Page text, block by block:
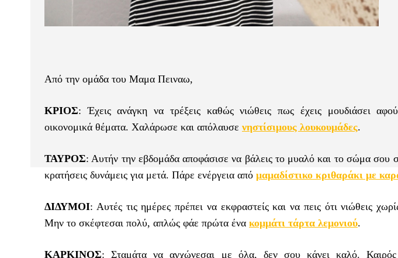
Από την ομάδα του Μαμα Πειναω,
ΚΡΙΟΣ: Έχεις ανάγκη να τρέξεις καθώς νιώθεις πως έχεις μουδιάσει
οικονομικά θέματα. Χαλάρωσε και απόλαυσε νηστίσιμους λουκουμάδες.
ΤΑΥΡΟΣ: Αυτήν την εβδομάδα αποφάσισε να βάλεις το μυαλό και το σώμα σου
κρατήσεις δυνάμεις για μετά. Πάρε ενέργεια από μαμαδίστικο κριθαράκι με
ΔΙΔΥΜΟΙ: Αυτές τις ημέρες πρέπει να εκφραστείς και να πεις ότι νιώθεις
Μην το σκέφτεσαι πολύ, απλώς φάε πρώτα ένα κομμάτι τάρτα λεμονιού.
ΚΑΡΚΙΝΟΣ: Σταμάτα να αγχώνεσαι με όλα, δεν σου κάνει καλό. Καιρός